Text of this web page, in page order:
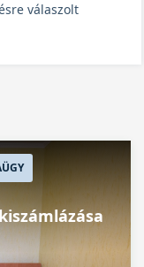
válaszolt